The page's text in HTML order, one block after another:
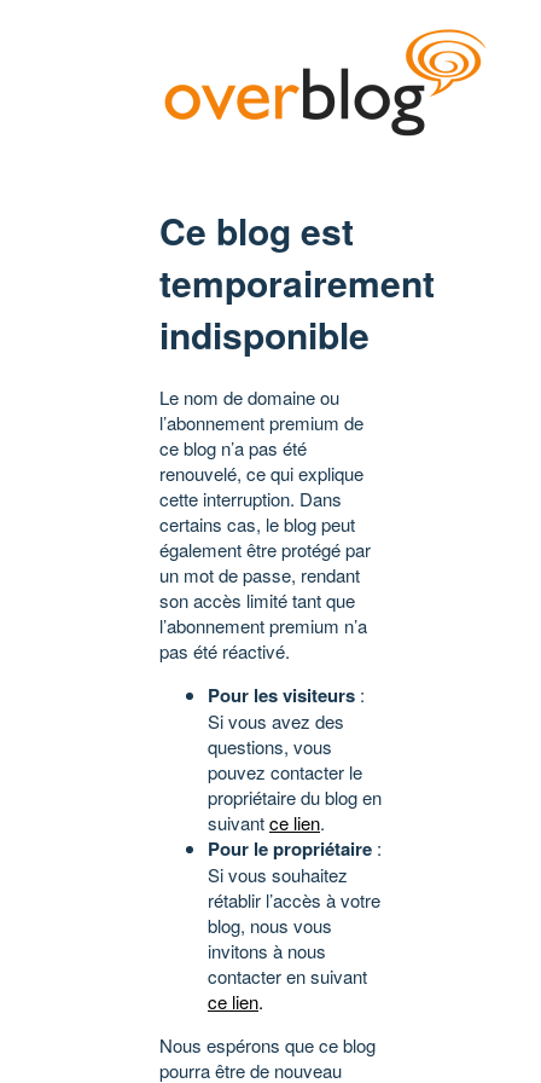
Ce blog est
temporairement
indisponible
Le nom de domaine ou
l’abonnement premium de
ce blog n’a pas été
renouvelé, ce qui explique
cette interruption. Dans
certains cas, le blog peut
également être protégé par
un mot de passe, rendant
son accès limité tant que
l’abonnement premium n’a
pas été réactivé.
Pour les visiteurs :
Si vous avez des
questions, vous
pouvez contacter le
propriétaire du blog en
suivantce lien.
Pour le propriétaire :
Si vous souhaitez
rétablir l’accès à votre
blog, nous vous
invitons à nous
contacter en suivant
ce lien.
Nous espérons que ce blog
pourra être de nouveau